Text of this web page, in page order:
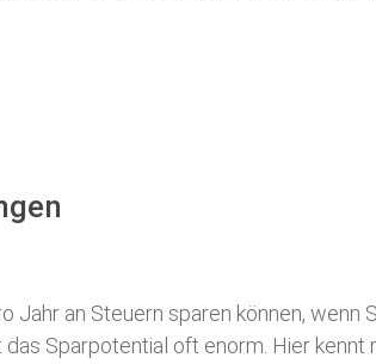
Jahr an Steuern sparen können, wenn
Sparpotential oft enorm. Hier